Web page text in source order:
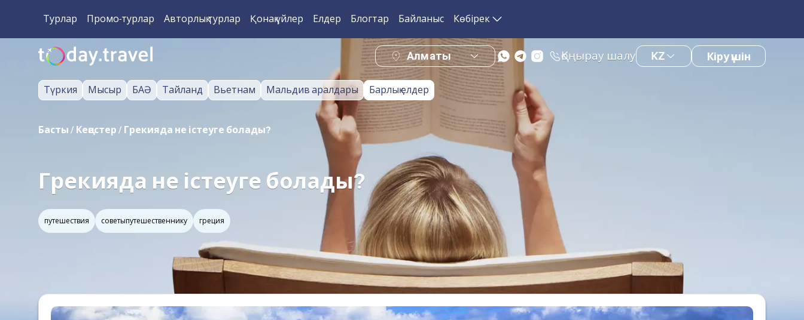
Турлар Промо-турлар Авторлық турлар Қонақ үйлер Елдер Блогтар Байланыс Көбірек
Алматы Қоңырау шалу KZ Кіру үшін
Түркия Мысыр БАӘ Тайланд Вьетнам Мальдив аралдары Барлық елдер
Басты / Кеңестер / Грекияда не істеуге болады?
Грекияда не істеуге болады?
путешествия советыпутешественнику греция